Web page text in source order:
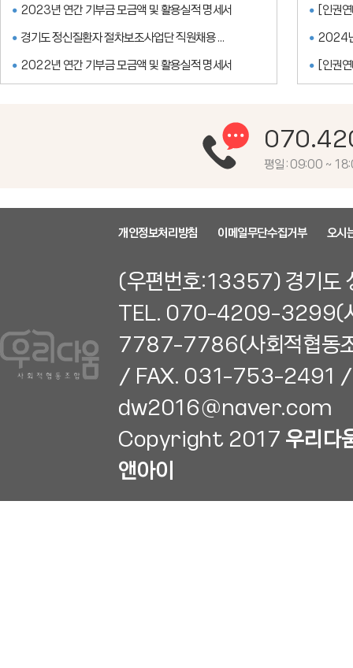
2023년 연간 기부금 모금액 및 활용실적 명세서
경기도 정신질환자 절차보조사업단 직원채용 ...
2022년 연간 기부금 모금액 및 활용실적 명세서
[인권
2024
[인권
평일 : 09:00 ~
개인정보처리방침 이메일무단수집거부 오시
(우편번호:13357) 경기도
TEL. 070-4209-3299(
7787-7786(사회적협동
/ FAX. 031-753-2491
dw2016@naver.com
Copyright 2017 우리다
앤아이